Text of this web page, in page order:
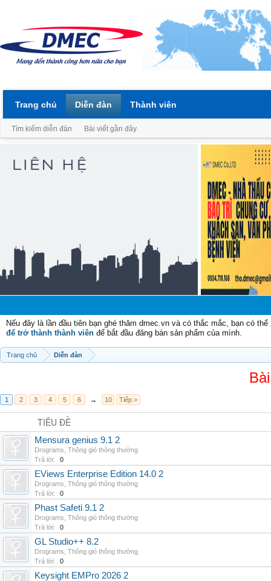
Nếu đây là lần đầu tiên bạn ghé thăm dmec.vn và có thắc mắc, bạn có
để trở thành thành viên để bắt đầu đăng bán sản phẩm của mình.
Trang chủ Diễn đàn
1 2 3 4 5 6 → 10 Tiếp >
TIÊU ĐỀ
Mensura genius 9.1 2
Drograms Thông gió thông thường
Trả lời:
0
EViews Enterprise Edition 14.0 2
Drograms Thông gió thông thường
Trả lời:
0
Phast Safeti 9.1 2
Drograms Thông gió thông thường
Trả lời:
0
GL Studio++ 8.2
Drograms Thông gió thông thường
Trả lời:
0
Keysight EMPro 2026 2
Trang chủ Diễn đàn
Tìm kiếm diễn đàn Bài viết gần đây
Thành viên